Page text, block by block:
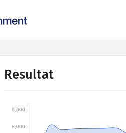
Resultat
8,000
9,000